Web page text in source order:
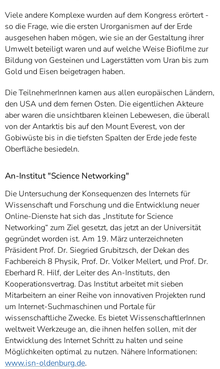
Viele andere Komplexe wurden auf dem Kongress erörtert -
so die Frage, wie die ersten Urorganismen auf der Erde
ausgesehen haben mögen, wie sie an der Gestaltung ihrer
Umwelt beteiligt waren und auf welche Weise Biofilme zur
Bildung von Gesteinen und Lagerstätten vom Uran bis zum
Gold und Eisen beigetragen haben.
Die TeilnehmerInnen kamen aus allen europäischen Ländern,
den USA und dem fernen Osten. Die eigentlichen Akteure
aber waren die unsichtbaren kleinen Lebewesen, die überall
von der Antarktis bis auf den Mount Everest, von der
Gobiwüste bis in die tiefsten Spalten der Erde jede feste
Oberfläche besiedeln.
An-Institut "Science Networking"
Die Untersuchung der Konsequenzen des Internets für
Wissenschaft und Forschung und die Entwicklung neuer
Online-Dienste hat sich das „Institute for Science
Networking“ zum Ziel gesetzt, das jetzt an der Universität
gegründet worden ist. Am 19. März unterzeichneten
Präsident Prof. Dr. Siegried Grubitzsch, der Dekan des
Fachbereich 8 Physik, Prof. Dr. Volker Mellert, und Prof. Dr.
Eberhard R. Hilf, der Leiter des An-Instituts, den
Kooperationsvertrag. Das Institut arbeitet mit sieben
Mitarbeitern an einer Reihe von innovativen Projekten rund
um Internet-Suchmaschinen und Portale für
wissenschaftliche Zwecke. Es bietet WissenschaftlerInnen
weltweit Werkzeuge an, die ihnen helfen sollen, mit der
Entwicklung des Internet Schritt zu halten und seine
Möglichkeiten optimal zu nutzen. Nähere Informationen:
www.isn-oldenburg.de.